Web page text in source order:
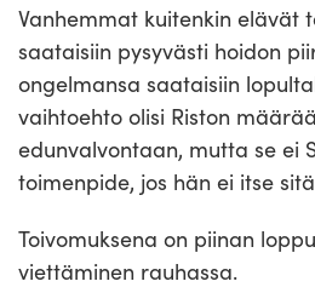
Vanhemmat kuitenkin elävät
saataisiin pysyvästi hoidon
ongelmansa saataisiin
vaihtoehto olisi Riston
edunvalvontaan, mutta se ei
toimenpide, jos hän ei itse
Toivomuksena on piinan
viettäminen rauhassa.